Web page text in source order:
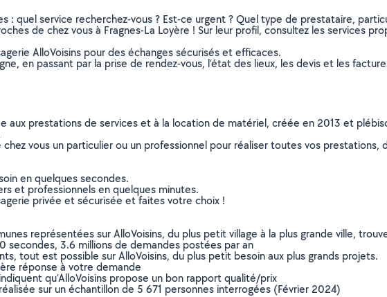
: quel service recherchez-vous ? Est-ce urgent ? Quel type de prestataire,
de chez vous à Fragnes-La Loyère ! Sur leur profil, consultez les services
AlloVoisins pour des échanges sécurisés et efficaces.
en passant par la prise de rendez-vous, l’état des lieux, les devis et les
aux prestations de services et à la location de matériel, créée en 2013 et
vous un particulier ou un professionnel pour réaliser toutes vos
en quelques secondes.
et professionnels en quelques minutes.
privée et sécurisée et faites votre choix !
représentées sur AlloVoisins, du plus petit village à la plus grande ville,
secondes, 3.6 millions de demandes postées par an
tout est possible sur AlloVoisins, du plus petit besoin aux plus grands projets.
réponse à votre demande
qu’AlloVoisins propose un bon rapport qualité/prix
sur un échantillon de 5 671 personnes interrogées (Février 2024)